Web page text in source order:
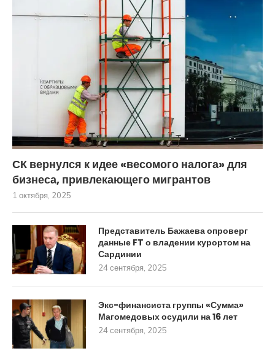
СК вернулся к идее «весомого налога» для
бизнеса, привлекающего мигрантов
1 октября, 2025
Представитель Бажаева опроверг
данные FT о владении курортом на
Сардинии
24 сентября, 2025
Экс-финансиста группы «Сумма»
Магомедовых осудили на 16 лет
24 сентября, 2025